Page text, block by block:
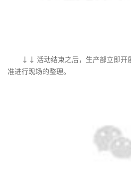
↓ ↓ 活动结束之后，生产部立即开
准进行现场的整理。